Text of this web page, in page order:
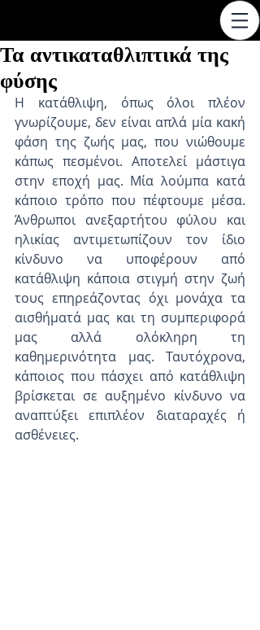
Τα αντικαταθλιπτικά της
φύσης
Η κατάθλιψη, όπως όλοι πλέον
γνωρίζουμε, δεν είναι απλά μία κακή
φάση της ζωής μας, που νιώθουμε
κάπως πεσμένοι. Αποτελεί μάστιγα
στην εποχή μας. Μία λούμπα κατά
κάποιο τρόπο που πέφτουμε μέσα.
Άνθρωποι ανεξαρτήτου φύλου και
ηλικίας αντιμετωπίζουν τον ίδιο
κίνδυνο να υποφέρουν από
κατάθλιψη κάποια στιγμή στην ζωή
τους επηρεάζοντας όχι μονάχα τα
αισθήματά μας και τη συμπεριφορά
μας αλλά ολόκληρη τη
καθημερινότητα μας. Ταυτόχρονα,
κάποιος που πάσχει από κατάθλιψη
βρίσκεται σε αυξημένο κίνδυνο να
αναπτύξει επιπλέον διαταραχές ή
ασθένειες.